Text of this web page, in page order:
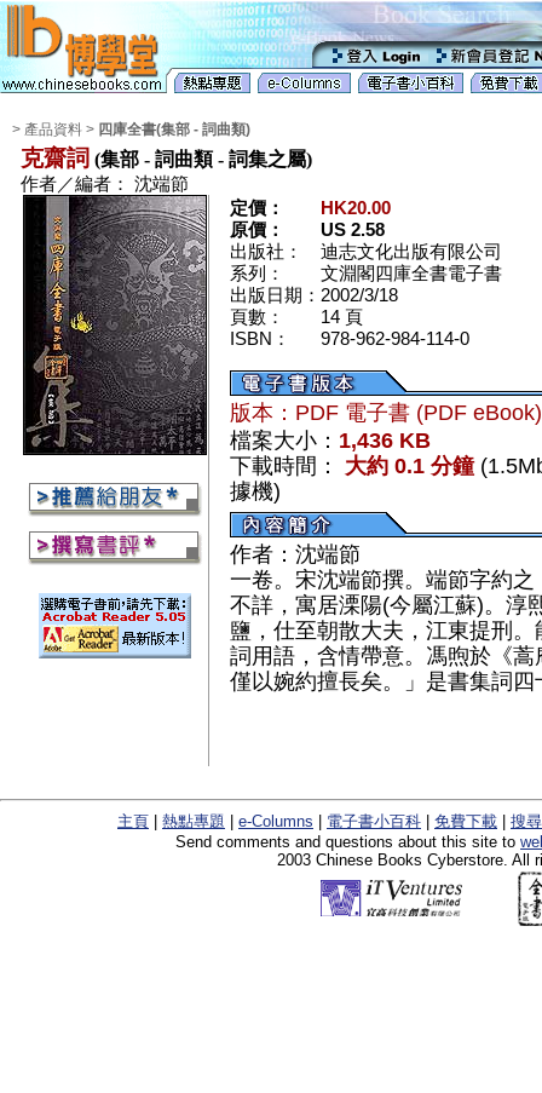
> 產品資料 > 四庫全書(集部 - 詞曲類)
克齋詞 (集部 - 詞曲類 - 詞集之屬)
作者／編者： 沈端節
定價：
HK20.00
原價：
US 2.58
出版社：
迪志文化出版有限公司
系列：
文淵閣四庫全書電子書
出版日期： 2002/3/18
頁數：
14 頁
ISBN：
978-962-984-114-0
版本：PDF 電子書 (PDF
檔案大小： 1,436 KB
下載時間：
大約 0.1 分鐘
據機)
作者：沈端節
一卷。宋沈端節撰。端節字約
不詳，寓居溧陽(今屬江蘇)。淳
鹽，仕至朝散大夫，江東提刑
詞用語，含情帶意。馮煦於《
僅以婉約擅長矣。」是書集詞
主頁 熱點專題 e-Columns 電子書小百科 免費下載
搜
Send comments and questions about this site to
2003 Chinese Books Cyberstore. All